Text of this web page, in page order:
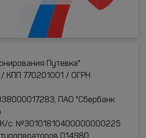
Путевка"
КПП 770201001 / ОГРН
ПАО "Сбербанк
с. №30101810400000000225